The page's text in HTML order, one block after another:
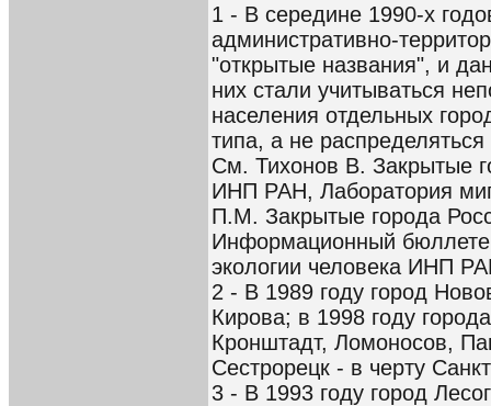
1 - В середине 1990-х
административно-
"открытые названия", и
них стали учитываться
населения отдельных
типа, а не
См. Тихонов В. Закрытые
ИНП РАН, Лаборатория
П.М. Закрытые города
Информационный
экологии человека ИНП
2 - В 1989 году город
Кирова; в 1998 году
Кронштадт, Ломоносов,
Сестрорецк - в черту
3 - В 1993 году город